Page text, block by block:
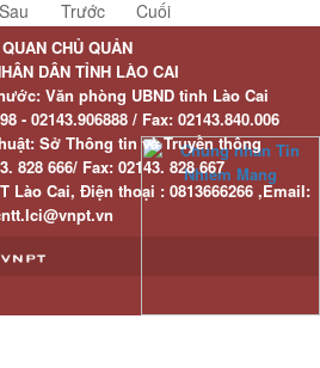
Sau Trước Cuối
CHỦ QUẢN
DÂN TỈNH LÀO CAI
Văn phòng UBND tỉnh Lào Cai
- 02143.906888 / Fax:02143.840.006
Sở Thông tin và Truyền thông
828 666/ Fax:02143. 828 667
Lào Cai, Điện thoại : 0813666266 ,Email: